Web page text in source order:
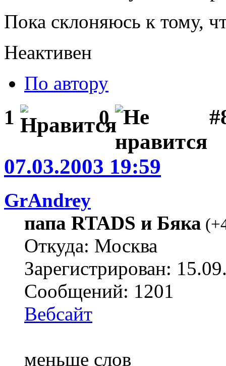
Пока склоняюсь к тому,
Неактивен
По автору
1 0
07.03.2003 19:59
GrAndrey
папа RTADS и Бяка (
Откуда: Москва
Зарегистрирован:
Сообщений: 1201
Вебсайт
меньше слов